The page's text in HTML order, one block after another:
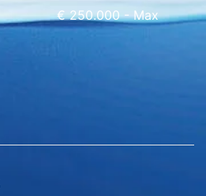
€ 250.000 - Max